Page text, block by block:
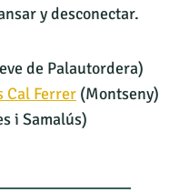
y desconectar.
de Palautordera)
Cal Ferrer (Montseny)
i Samalús)